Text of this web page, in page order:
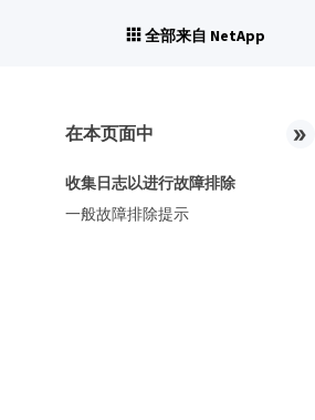
全部来自 NetApp
在本页面中
收集日志以进行故障排除
一般故障排除提示